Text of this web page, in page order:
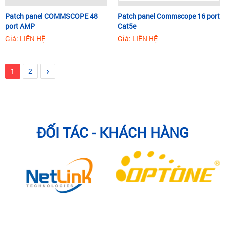
Patch panel COMMSCOPE 48
port AMP
Giá: LIÊN HỆ
Patch panel Commscope 16 port
Cat5e
Giá: LIÊN HỆ
1 2 ›
ĐỐI TÁC - KHÁCH HÀNG